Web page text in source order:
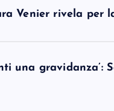
Venier rivela
una